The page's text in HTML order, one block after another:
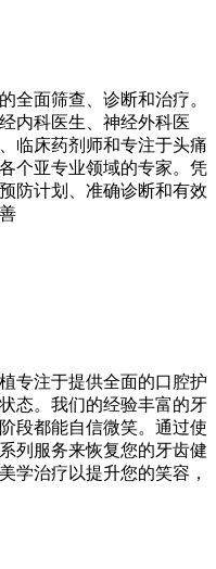
全面筛查、诊断和治疗。
内科医生、神经外科医
临床药剂师和专注于头痛
个亚专业领域的专家。凭
防计划、准确诊断和有效
专注于提供全面的口腔护
态。我们的经验丰富的牙
段都能自信微笑。通过使
列服务来恢复您的牙齿健
学治疗以提升您的笑容，